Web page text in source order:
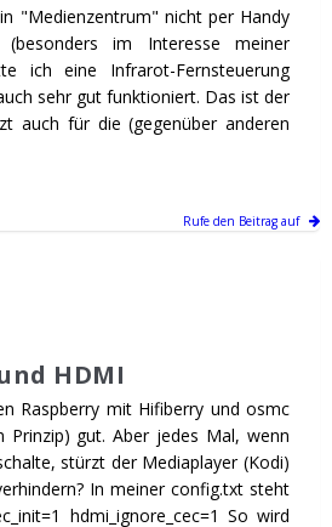
"Medienzentrum" nicht per Handy
im Interesse meiner
ich eine Infrarot-Fernsteuerung
sehr gut funktioniert. Das ist der
auch für die (gegenüber anderen
Rufe den Beitrag auf
HDMI
Raspberry mit Hifiberry und osmc
Prinzip) gut. Aber jedes Mal, wenn
stürzt der Mediaplayer (Kodi)
In meiner config.txt steht
hdmi_ignore_cec=1 So wird